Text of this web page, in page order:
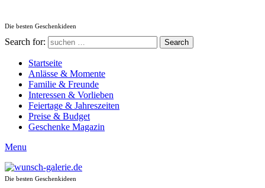
Die besten Geschenkideen
Search for: Search
Startseite
Anlässe & Momente
Familie & Freunde
Interessen & Vorlieben
Feiertage & Jahreszeiten
Preise & Budget
Geschenke Magazin
Menu
Die besten Geschenkideen